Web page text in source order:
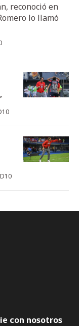
reconoció en
lo llamó
con nosotros